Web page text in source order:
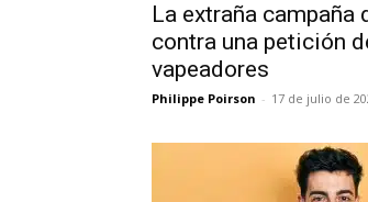
La extraña
contra una petición
vapeadores
Philippe Poirson - 17 de julio de